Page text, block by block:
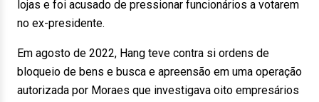
lojas e foi acusado de pressionar funcionários a votarem
no ex-presidente.
Em agosto de 2022, Hang teve contra si ordens de
bloqueio de bens e busca e apreensão em uma operação
autorizada por Moraes que investigava oito empresários